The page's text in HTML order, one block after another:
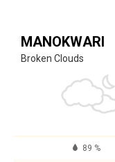
MANOKWARI
Broken Clouds
89 %